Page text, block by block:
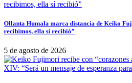
Ollanta Humala marca distancia de Keiko
recibimos, ella sí recibió”
5 de agosto de 2026